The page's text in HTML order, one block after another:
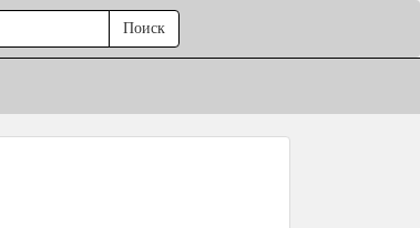
Поиск